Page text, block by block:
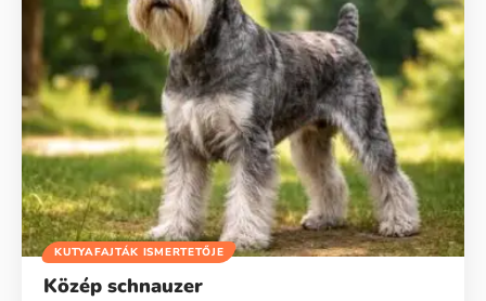
KUTYAFAJTÁK ISMERTETŐJE
Közép schnauzer